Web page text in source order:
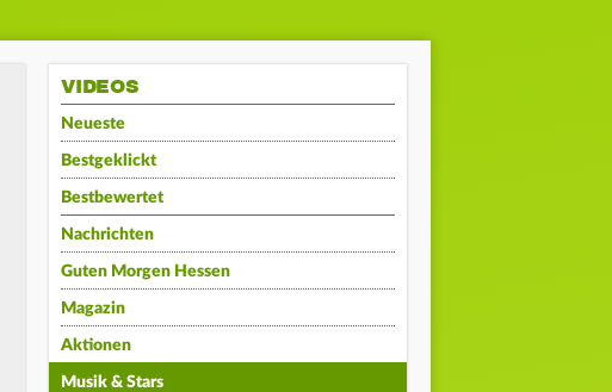
VIDEOS
Neueste
Bestgeklickt
Bestbewertet
Nachrichten
Guten Morgen Hessen
Magazin
Aktionen
Musik & Stars